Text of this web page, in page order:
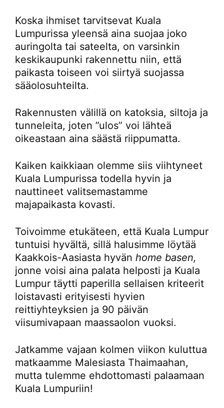
Koska ihmiset tarvitsevat Kuala
Lumpurissa yleensä aina suojaa joko
auringolta tai sateelta, on varsinkin
keskikaupunki rakennettu niin, että
paikasta toiseen voi siirtyä suojassa
sääolosuhteilta.
Rakennusten välillä on katoksia, siltoja ja
tunneleita, joten ”ulos” voi lähteä
oikeastaan aina säästä riippumatta.
Kaiken kaikkiaan olemme siis viihtyneet
Kuala Lumpurissa todella hyvin ja
nauttineet valitsemastamme
majapaikasta kovasti.
Toivoimme etukäteen, että Kuala Lumpur
tuntuisi hyvältä, sillä halusimme löytää
Kaakkois-Aasiasta hyvän home basen,
jonne voisi aina palata helposti ja Kuala
Lumpur täytti paperilla sellaisen kriteerit
loistavasti erityisesti hyvien
reittiyhteyksien ja 90 päivän
viisumivapaan maassaolon vuoksi.
Jatkamme vajaan kolmen viikon kuluttua
matkaamme Malesiasta Thaimaahan,
mutta tulemme ehdottomasti palaamaan
Kuala Lumpuriin!